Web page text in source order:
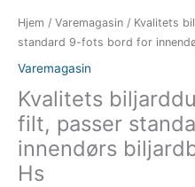
Hjem / Varemagasin / Kvalitets
standard 9-fots bord for
Varemagasin
Kvalitets
filt, passer
innendørs
Hs